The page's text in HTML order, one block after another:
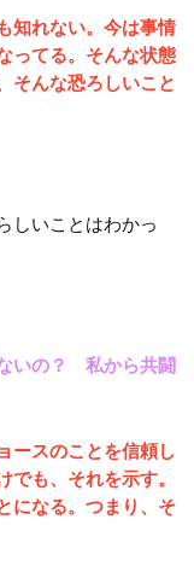
知れない。今は事情
ってる。そんな状態
そんな恐ろしいこと
しいことはわかっ
いの？ 私から共闘
ースのことを信頼し
も、それを示す。
になる。つまり、そ